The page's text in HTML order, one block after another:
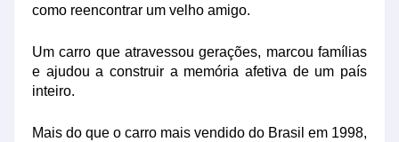
como reencontrar um velho amigo.
Um carro que atravessou gerações, marcou famílias
e ajudou a construir a memória afetiva de um país
inteiro.
Mais do que o carro mais vendido do Brasil em 1998,